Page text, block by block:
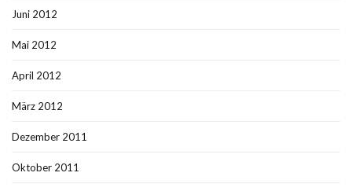
Juni 2012
Mai 2012
April 2012
März 2012
Dezember 2011
Oktober 2011